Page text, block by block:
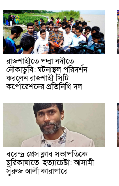
রাজশাহীতে পদ্মা নদীতে
নৌকাডুবি: ঘটনাস্থল পরিদর্শন
করলেন রাজশাহী সিটি
কর্পোরেশনের প্রতিনিধি দল
বরেন্দ্র প্রেস ক্লাব সভাপতিকে
ছুরিকাঘাতে হত্যাচেষ্টা: আসামী
সুরুজ আলী কারাগারে